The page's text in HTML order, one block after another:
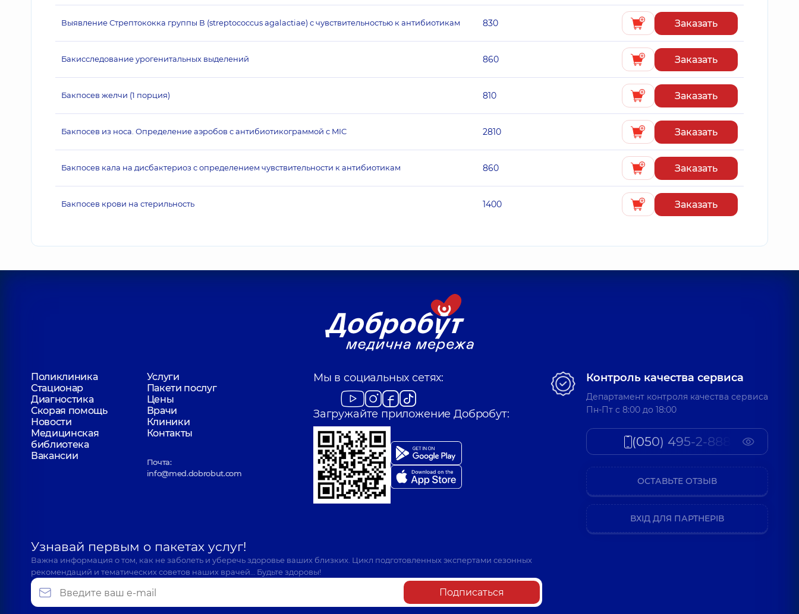
Выявление Стрептококка группы В (streptococcus agalactiae) с чувствительностью к антибиотикам 830 Заказать
Бакисследование урогенитальных выделений 860 Заказать
Бакпосев желчи (1 порция) 810 Заказать
Бакпосев из носа. Определение аэробов с антибиотикограммой с MIC 2810 Заказать
Бакпосев кала на дисбактериоз с определением чувствительности к антибиотикам 860 Заказать
Бакпосев крови на стерильность 1400 Заказать
Поликлиника
Услуги
Стационар
Пакети послуг
Диагностика
Цены
Скорая помощь
Врачи
Новости
Клиники
Медицинская
библиотека
Контакты
Вакансии
Почта:
info@med.dobrobut.com
Мы в социальных сетях:
Загружайте приложение Добробут:
Узнавай первым о пакетах услуг!
Важна информация о том, как не заболеть и уберечь здоровье ваших близких. Цикл подготовленных экспертами сезонных
рекомендаций и тематических советов наших врачей… Будьте здоровы!
Подписаться
Контроль качества сервиса
Департамент контроля качества сервиса
Пн-Пт c 8:00 до 18:00
(050) 495-2-888
ОСТАВЬТЕ ОТЗЫВ
ВХІД ДЛЯ ПАРТНЕРІВ